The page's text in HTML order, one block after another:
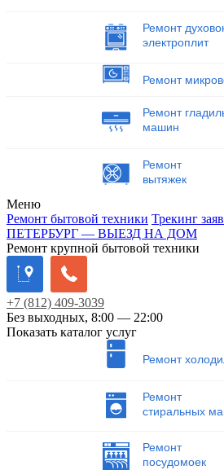
Ремонт
электроплит
Ремонт
Ремонт
машин
Ремонт
вытяжек
Меню
Ремонт бытовой техники Трекинг
ПЕТЕРБУРГ — ВЫЕЗД НА ДОМ
Ремонт крупной бытовой техники
+7 (812) 409-3039
Без выходных, 8:00 — 22:00
Показать каталог услуг
Ремонт
Ремонт
стиральных
Ремонт
посудомоек